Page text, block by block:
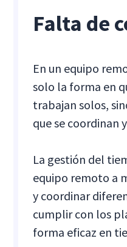
Falta de
En un equipo
solo la forma en
trabajan solos,
que se coordinan
La gestión del
equipo remoto a
y coordinar
cumplir con los
forma eficaz en